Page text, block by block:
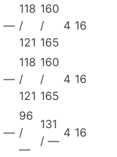
—
118
/
121
160
/
165
4 16
—
118
/
121
160
/
165
4 16
—
96
/
—
131
/ —
4 16